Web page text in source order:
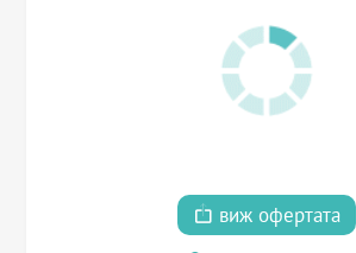
виж офертата